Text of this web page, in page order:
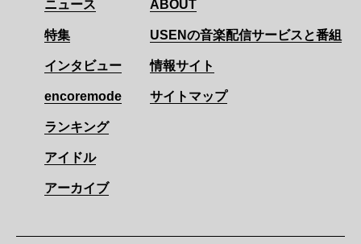
ニュース
特集
インタビュー
encoremode
ランキング
アイドル
アーカイブ
ABOUT
USENの音楽配信サービスと番組
情報サイト
サイトマップ